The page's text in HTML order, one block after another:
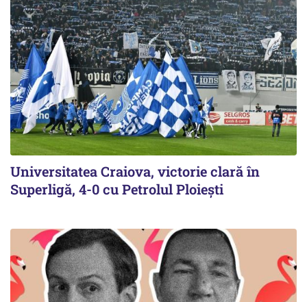
Universitatea Craiova, victorie clară în
Superligă, 4-0 cu Petrolul Ploieşti